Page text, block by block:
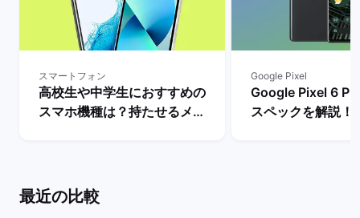
スマートフォン
高校生や中学生におすすめの
スマホ機種は？持たせるメリ
Google Pixel
Google Pixel 6
スペックを解説！
最近の比較